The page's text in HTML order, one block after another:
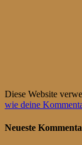
Diese Website
wie deine
Neueste